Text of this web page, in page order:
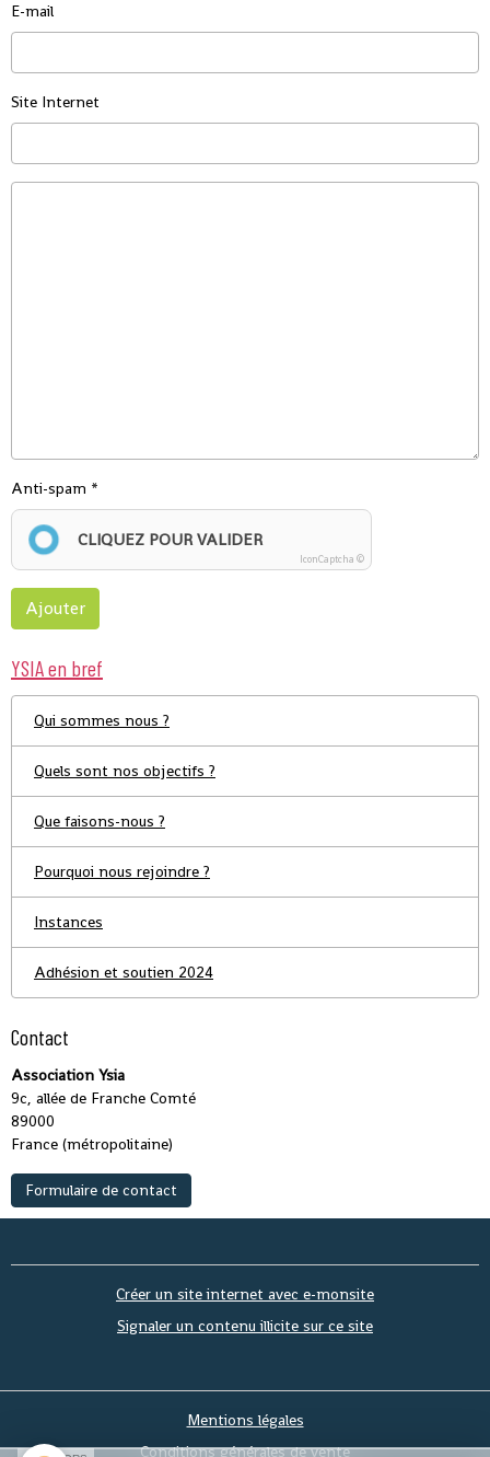
E-mail
Site Internet
Anti-spam
CLIQUEZ POUR VALIDER
IconCaptcha ©
Ajouter
YSIA en bref
Qui sommes nous ?
Quels sont nos objectifs ?
Que faisons-nous ?
Pourquoi nous rejoindre ?
Instances
Adhésion et soutien 2024
Contact
Association Ysia
9c, allée de Franche Comté
89000
France (métropolitaine)
Formulaire de contact
Créer un site internet avec e-monsite
Signaler un contenu illicite sur ce site
Mentions légales
Conditions générales de vente